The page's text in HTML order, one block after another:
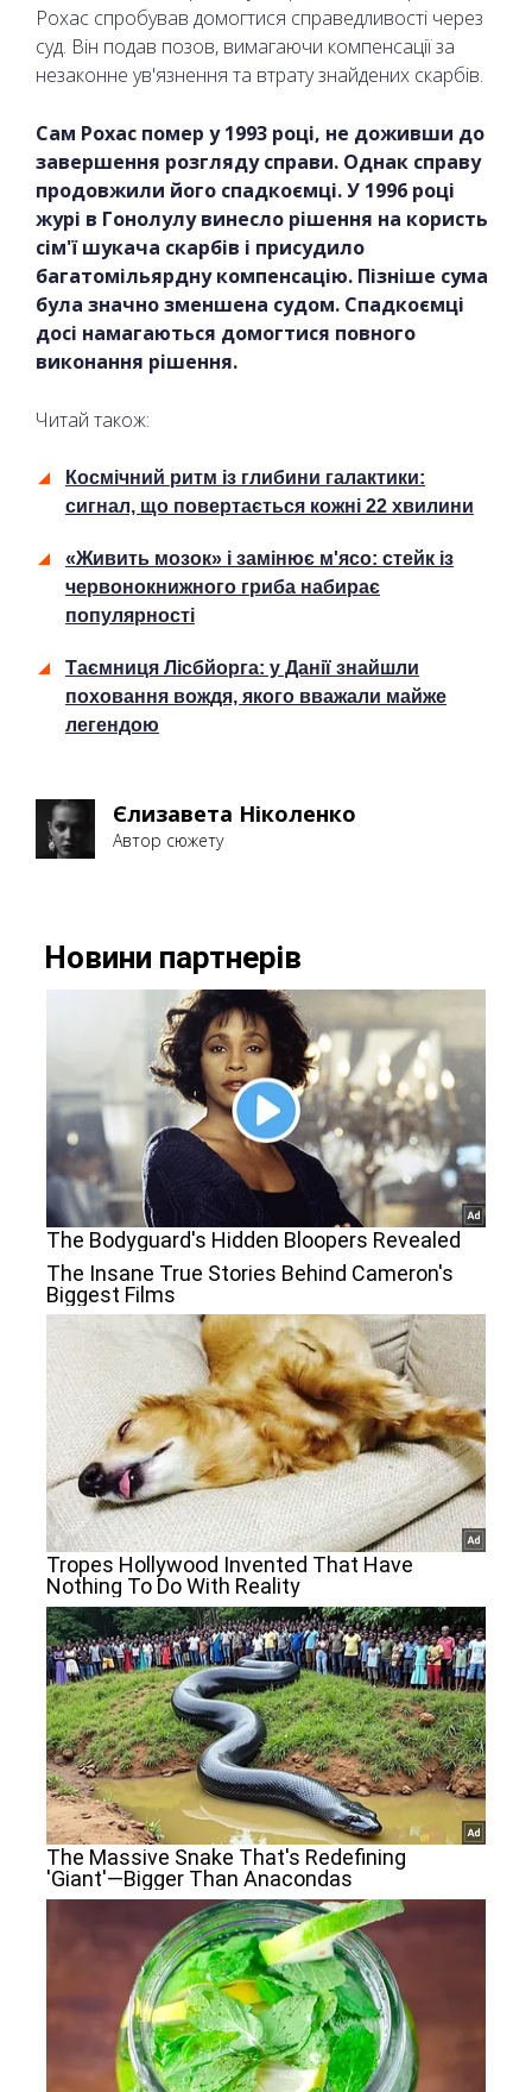
Рохас спробував домогтися справедливості через
суд. Він подав позов, вимагаючи компенсації за
незаконне ув'язнення та втрату знайдених скарбів.
Сам Рохас помер у 1993 році, не доживши до
завершення розгляду справи. Однак справу
продовжили його спадкоємці. У 1996 році
журі в Гонолулу винесло рішення на користь
сім'ї шукача скарбів і присудило
багатомільярдну компенсацію. Пізніше сума
була значно зменшена судом. Спадкоємці
досі намагаються домогтися повного
виконання рішення.
Читай також:
Космічний ритм із глибини галактики:
сигнал, що повертається кожні 22 хвилини
«Живить мозок» і замінює м'ясо: стейк із
червонокнижного гриба набирає
популярності
Таємниця Лісбйорга: у Данії знайшли
поховання вождя, якого вважали майже
легендою
Єлизавета Ніколенко
Автор сюжету